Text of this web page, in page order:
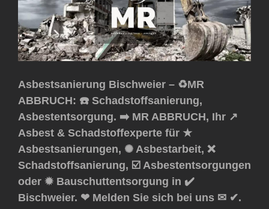
Asbestsanierung Bischweier – ♻️MR
ABBRUCH: ☎️ Schadstoffsanierung,
Asbestentsorgung. ➡️ MR ABBRUCH, Ihr ↗️
Asbest & Schadstoffexperte für ★
Asbestsanierungen, ✺ Asbestarbeit, ❌
Schadstoffsanierung, ☑️ Asbestentsorgungen
oder ✹ Bauschuttentsorgung in ✔️
Bischweier. ❤ Melden Sie sich bei uns ✉ ✔.